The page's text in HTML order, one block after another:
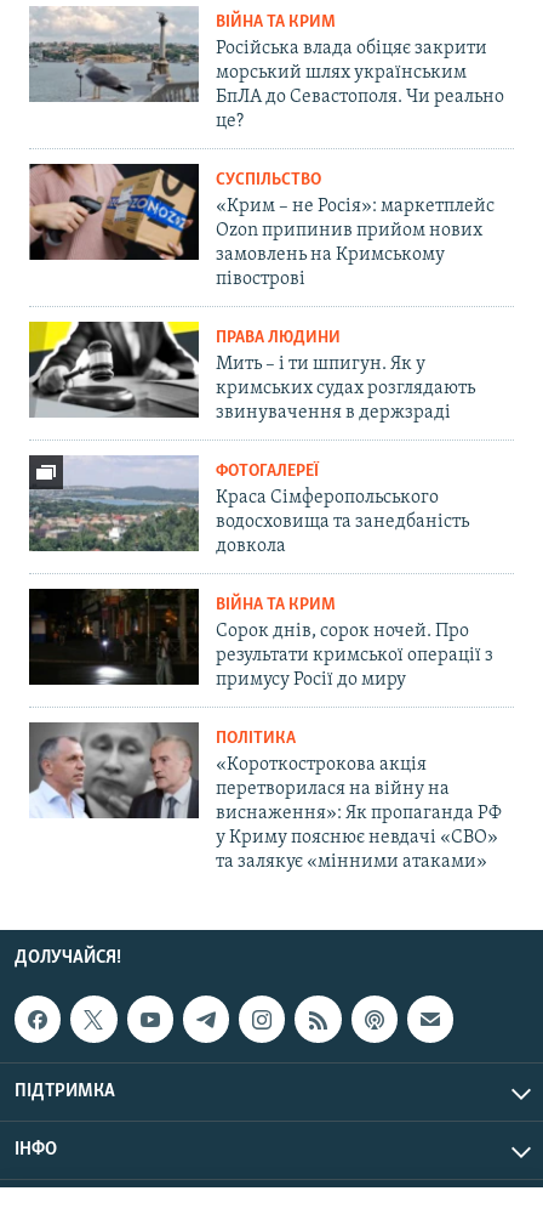
ВІЙНА ТА КРИМ
Російська влада обіцяє закрити
морський шлях українським
БпЛА до Севастополя. Чи реально
це?
СУСПІЛЬСТВО
«Крим – не Росія»: маркетплейс
Ozon припинив прийом нових
замовлень на Кримському
півострові
ПРАВА ЛЮДИНИ
Мить – і ти шпигун. Як у
кримських судах розглядають
звинувачення в держзраді
ФОТОГАЛЕРЕЇ
Краса Сімферопольського
водосховища та занедбаність
довкола
ВІЙНА ТА КРИМ
Сорок днів, сорок ночей. Про
результати кримської операції з
примусу Росії до миру
ПОЛІТИКА
«Короткострокова акція
перетворилася на війну на
виснаження»: Як пропаганда РФ
у Криму пояснює невдачі «СВО»
та залякує «мінними атаками»
ДОЛУЧАЙСЯ!
ПІДТРИМКА
ІНФО